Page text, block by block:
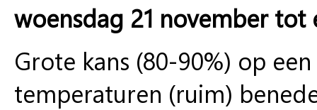
woensdag 21 november
Grote kans (80-90%) op
temperaturen (ruim)